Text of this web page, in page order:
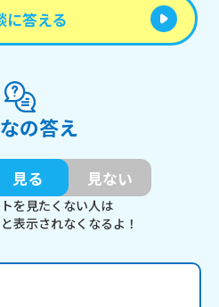
に答える
の答え
見る 見ない
を見たくない人は
表示されなくなるよ！